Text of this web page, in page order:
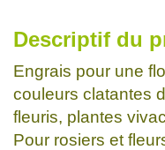
Descriptif du
Engrais pour une
couleurs clatantes
fleuris, plantes
Pour rosiers et